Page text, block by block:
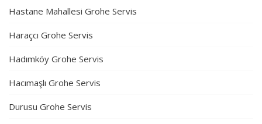
Hastane Mahallesi Grohe Servis
Haraçcı Grohe Servis
Hadımköy Grohe Servis
Hacımaşlı Grohe Servis
Durusu Grohe Servis